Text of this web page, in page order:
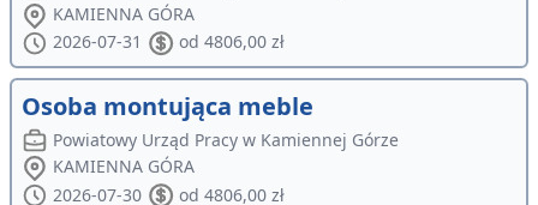
KAMIENNA GÓRA
2026-07-31
od 4806,00 zł
Osoba montująca meble
Powiatowy Urząd Pracy w Kamiennej Górze
KAMIENNA GÓRA
2026-07-30
od 4806,00 zł